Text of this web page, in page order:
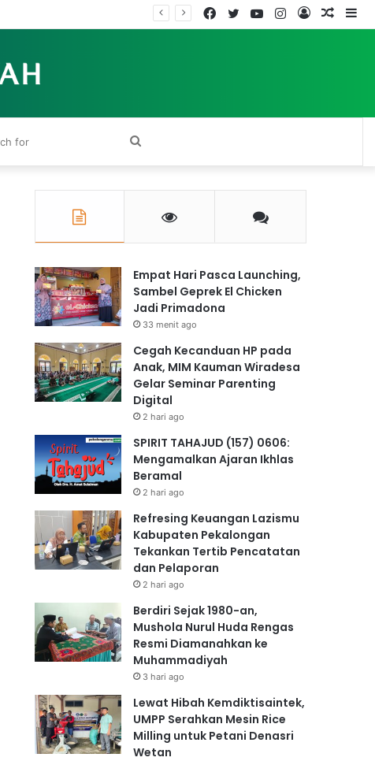
Log
Instagram
YouTube
Twitter
Facebook
Search
for
Empat Hari Pasca Launching,
Sambel Geprek El Chicken
Jadi Primadona
33 menit ago
Cegah Kecanduan HP pada
Anak, MIM Kauman Wiradesa
Gelar Seminar Parenting
Digital
2 hari ago
SPIRIT TAHAJUD (157) 0606:
Mengamalkan Ajaran Ikhlas
Beramal
2 hari ago
Refresing Keuangan Lazismu
Kabupaten Pekalongan
Tekankan Tertib Pencatatan
dan Pelaporan
2 hari ago
Berdiri Sejak 1980-an,
Mushola Nurul Huda Rengas
Resmi Diamanahkan ke
Muhammadiyah
3 hari ago
Lewat Hibah Kemdiktisaintek,
UMPP Serahkan Mesin Rice
Milling untuk Petani Denasri
Wetan